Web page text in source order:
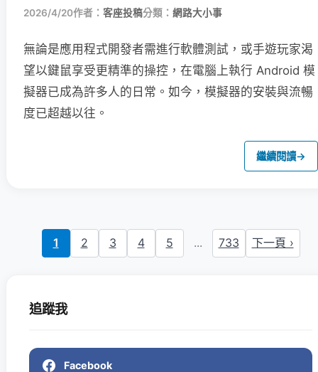
2026/4/20作者： 客座投稿分類： 網路大小事
無論是應用程式開發者需進行軟體測試，或手遊玩家渴
望以鍵鼠享受更精準的操控，在電腦上執行 Android 模
擬器已成為許多人的日常。如今，模擬器的安裝與流暢
度已超越以往。
繼續閱讀→
1 2 3 4 5 ... 733 下一頁 ›
追蹤我
Facebook